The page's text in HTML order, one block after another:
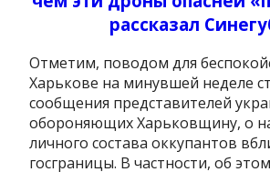
рассказал
Отметим, поводом для
Харькове на минувшей неделе
сообщения представителей
обороняющих Харьковщину, о
личного состава оккупантов
госграницы. В частности, об